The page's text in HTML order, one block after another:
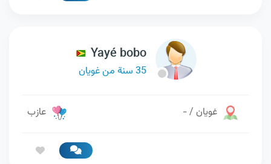
Yayé bobo
35 سنة من غويان
غويان / - عازب